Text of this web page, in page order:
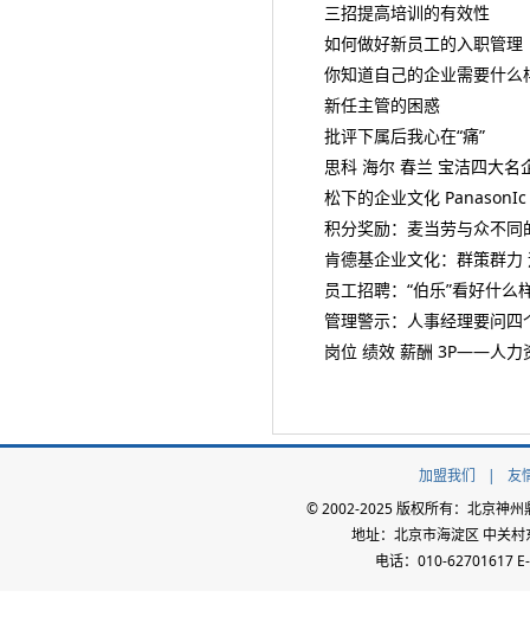
三招提高培训的有效性
如何做好新员工的入职管理
你知道自己的企业需要什么
新任主管的困惑
批评下属后我心在“痛”
思科 海尔 春兰 宝洁四大名
松下的企业文化 PanasonIc
积分奖励：麦当劳与众不同
肯德基企业文化：群策群力
员工招聘：“伯乐”看好什么
管理警示：人事经理要问四
岗位 绩效 薪酬 3P——人力
加盟我们 |
友
© 2002-2025 版权所有：北京神
地址：北京市海淀区 中关
电话：010-62701617